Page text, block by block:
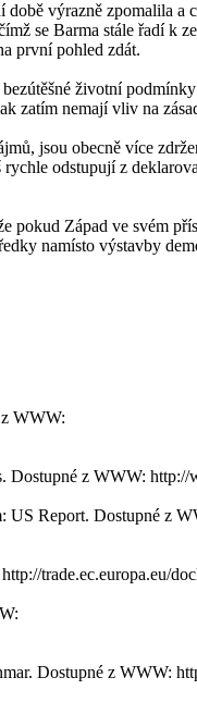
výrazně zpomalila
se Barma stále řadí
první pohled zdát.
životní
zatím nemají vliv na
jsou obecně více
odstupují z
Západ ve svém
namísto výstavby
WWW:
z WWW:
Report. Dostupné z
trade.ec.europa.eu/
Dostupné z WWW: